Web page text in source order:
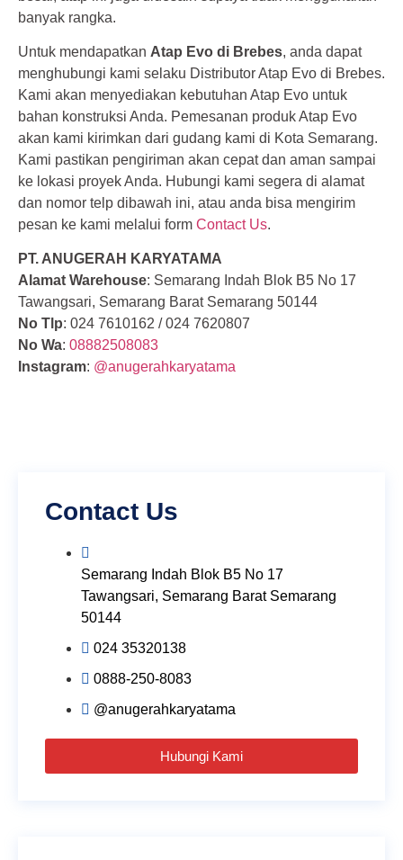
banyak rangka.
Untuk mendapatkan Atap Evo di Brebes, anda dapat
menghubungi kami selaku Distributor Atap Evo di Brebes.
Kami akan menyediakan kebutuhan Atap Evo untuk
bahan konstruksi Anda. Pemesanan produk Atap Evo
akan kami kirimkan dari gudang kami di Kota Semarang.
Kami pastikan pengiriman akan cepat dan aman sampai
ke lokasi proyek Anda. Hubungi kami segera di alamat
dan nomor telp dibawah ini, atau anda bisa mengirim
pesan ke kami melalui form Contact Us.
PT. ANUGERAH KARYATAMA
Alamat Warehouse: Semarang Indah Blok B5 No 17
Tawangsari, Semarang Barat Semarang 50144
No Tlp: 024 7610162 / 024 7620807
No Wa: 08882508083
Instagram: @anugerahkaryatama
Contact Us
Semarang Indah Blok B5 No 17
Tawangsari, Semarang Barat Semarang
50144
024 35320138
0888-250-8083
@anugerahkaryatama
Hubungi Kami